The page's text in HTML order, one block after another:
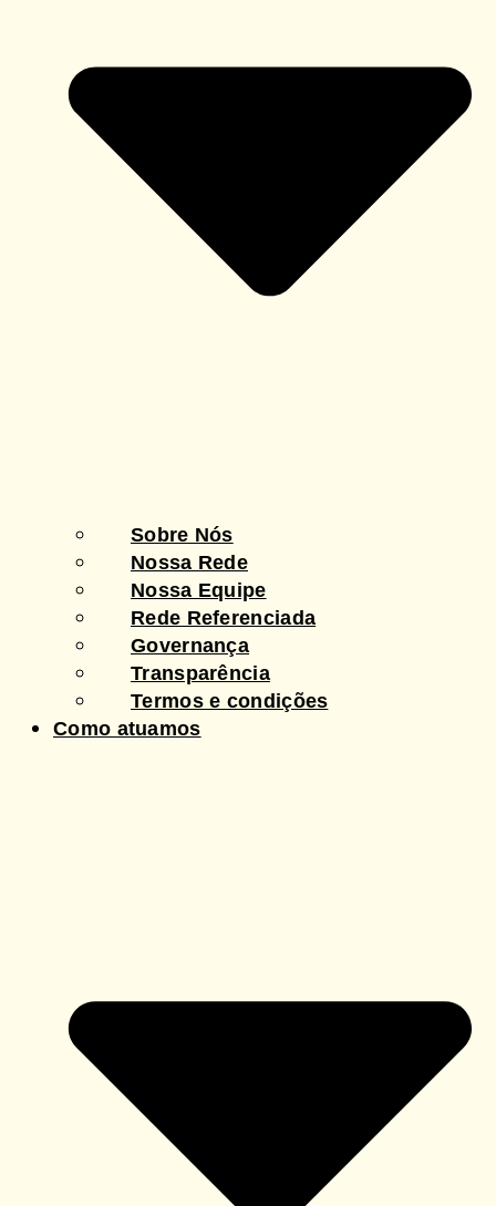
Sobre Nós
Nossa Rede
Nossa Equipe
Rede Referenciada
Governança
Transparência
Termos e condições
Como atuamos